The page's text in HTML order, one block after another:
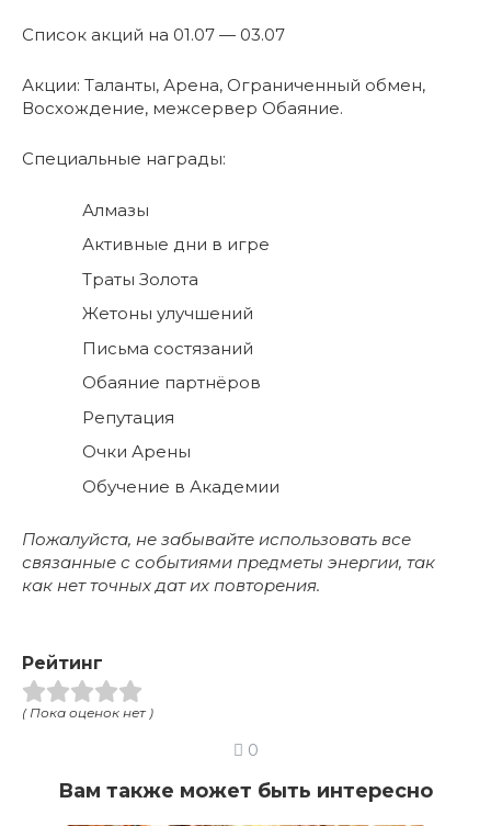
Список акций на 01.07 — 03.07
Акции: Таланты, Арена, Ограниченный обмен,
Восхождение, межсервер Обаяние.
Специальные награды:
Алмазы
Активные дни в игре
Траты Золота
Жетоны улучшений
Письма состязаний
Обаяние партнёров
Репутация
Очки Арены
Обучение в Академии
Пожалуйста, не забывайте использовать все
связанные с событиями предметы энергии, так
как нет точных дат их повторения.
Рейтинг
( Пока оценок нет )
0
Вам также может быть интересно